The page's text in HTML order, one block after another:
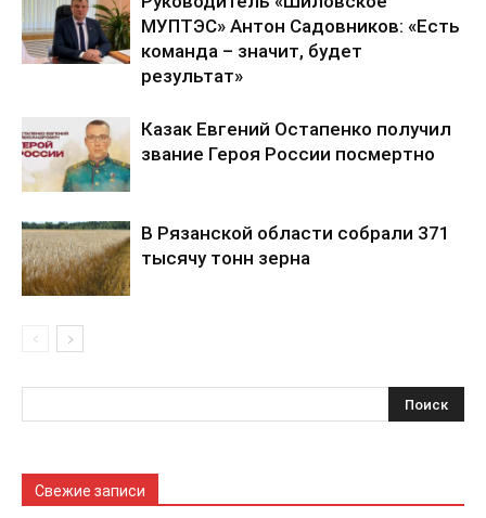
МУПТЭС» Антон Садовников: «Есть
команда – значит, будет
результат»
Казак Евгений Остапенко получил
звание Героя России посмертно
В Рязанской области собрали 371
тысячу тонн зерна
Свежие записи